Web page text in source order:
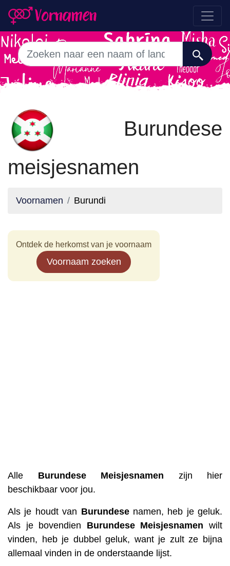
Burundese
meisjesnamen
Voornamen Burundi
Ontdek de herkomst van je voornaam
Voornaam zoeken
Alle Burundese Meisjesnamen zijn hier
beschikbaar voor jou.
Als je houdt van Burundesenamen, heb je geluk.
Als je bovendien Burundese Meisjesnamen wilt
vinden, heb je dubbel geluk, want je zult ze bijna
allemaal vinden in de onderstaande lijst.